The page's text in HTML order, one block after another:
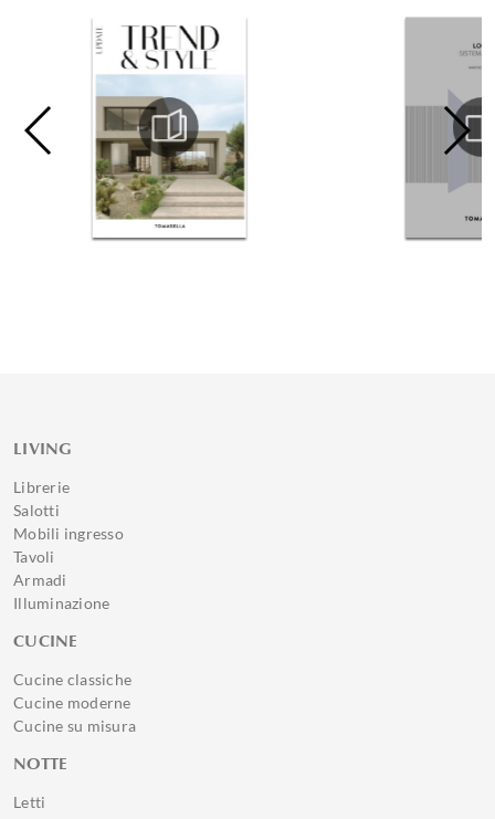
LIVING
Librerie
Salotti
Mobili ingresso
Tavoli
Armadi
Illuminazione
CUCINE
Cucine classiche
Cucine moderne
Cucine su misura
NOTTE
Letti